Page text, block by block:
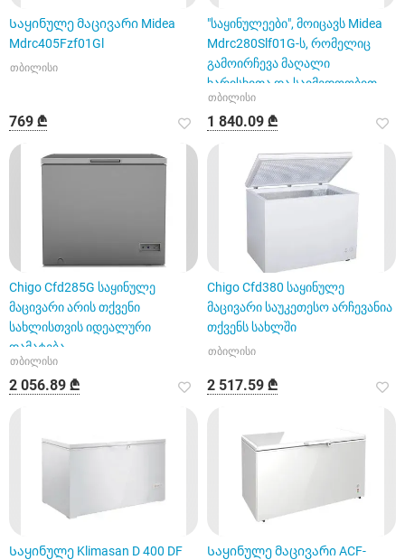
Საყინულე მაცივარი Midea
Mdrc405Fzf01Gl
თბილისი
769 ₾
"საყინულეები", მოიცავს Midea
Mdrc280Slf01G-ს, რომელიც
გამოირჩევა მაღალი
ხარისხითა და საიმედოობით.
თბილისი
1 840.09 ₾
Chigo Cfd285G საყინულე
მაცივარი არის თქვენი
სახლისთვის იდეალური
დამატება.
თბილისი
2 056.89 ₾
Chigo Cfd380 საყინულე
მაცივარი საუკეთესო არჩევანია
თქვენს სახლში
თბილისი
2 517.59 ₾
Საყინულე Klimasan D 400 DF
Საყინულე მაცივარი ACF-